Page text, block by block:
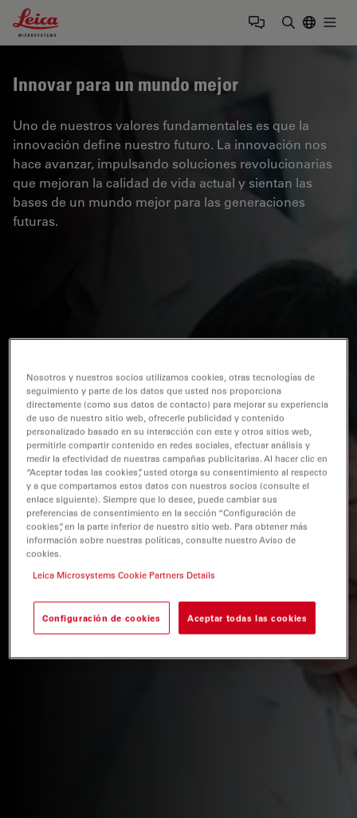
Leica Microsystems Logo
Innovar para un mundo mejor
Uno de nuestros valores fundamentales es que la
innovación define nuestro futuro. La innovación nos
hace avanzar, impulsando soluciones revolucionarias
que mejoran la calidad de vida actual y sientan las
bases de un mundo mejor para las generaciones
futuras.
Nosotros y nuestros socios utilizamos cookies, otras tecnologías de
seguimiento y parte de los datos que usted nos proporciona
directamente (como sus datos de contacto) para mejorar su experiencia
de uso de nuestro sitio web, ofrecerle publicidad y contenido
personalizado basado en su interacción con este y otros sitios web,
permitirle compartir contenido en redes sociales, efectuar análisis y
medir la efectividad de nuestras campañas publicitarias. Al hacer clic en
“Aceptar todas las cookies”, usted otorga su consentimiento al respecto
y a que compartamos estos datos con nuestros socios (consulte el
enlace siguiente). Siempre que lo desee, puede cambiar sus
preferencias de consentimiento en la sección “Configuración de
cookies”, en la parte inferior de nuestro sitio web. Para obtener más
información sobre nuestras políticas, consulte nuestro Aviso de
cookies.
Leica Microsystems Cookie Partners Details
Configuración de cookies Aceptar todas las cookies